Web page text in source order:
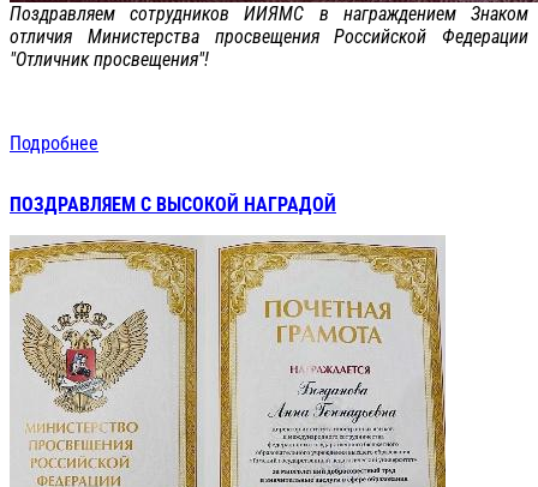
Поздравляем сотрудников ИИЯМС в награждением Знаком
отличия Министерства просвещения Российской Федерации
"Отличник просвещения"!
Подробнее
ПОЗДРАВЛЯЕМ С ВЫСОКОЙ НАГРАДОЙ